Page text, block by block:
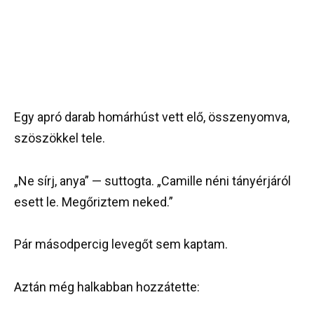
Egy apró darab homárhúst vett elő, összenyomva,
szöszökkel tele.
„Ne sírj, anya” — suttogta. „Camille néni tányérjáról
esett le. Megőriztem neked.”
Pár másodpercig levegőt sem kaptam.
Aztán még halkabban hozzátette: